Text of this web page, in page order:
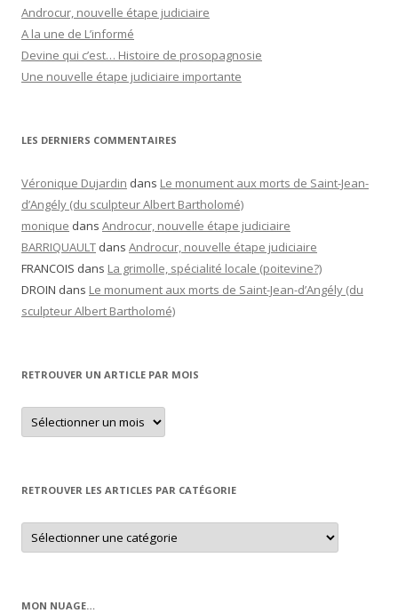
Androcur, nouvelle étape judiciaire
A la une de L’informé
Devine qui c’est… Histoire de prosopagnosie
Une nouvelle étape judiciaire importante
LES DERNIERS COMMENTAIRES
Véronique Dujardin dans Le monument aux morts de Saint-Jean-
d’Angély (du sculpteur Albert Bartholomé)
monique dans Androcur, nouvelle étape judiciaire
BARRIQUAULT dans Androcur, nouvelle étape judiciaire
FRANCOIS dans La grimolle, spécialité locale (poitevine?)
DROIN dans Le monument aux morts de Saint-Jean-d’Angély (du
sculpteur Albert Bartholomé)
RETROUVER UN ARTICLE PAR MOIS
Retrouver
un
article
RETROUVER LES ARTICLES PAR CATÉGORIE
Retrouver
les
articles
MON NUAGE…